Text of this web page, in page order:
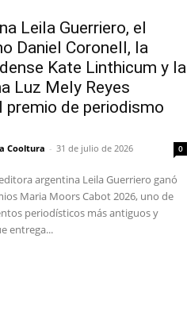
Leila Guerriero, el
Daniel Coronell, la
Kate Linthicum y la
Luz Mely Reyes
premio de periodismo
Cooltura - 31 de julio de 2026 0
argentina Leila Guerriero ganó
Maria Moors Cabot 2026, uno de
periodísticos más antiguos y
entrega...